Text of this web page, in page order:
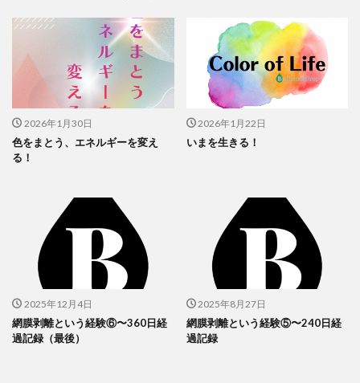
2026年1月30日
色をまとう、エネルギーを変え
る！
2026年1月22日
いまを生きる！
2025年12月4日
網膜剥離という経験⑥〜360日経
過記録（最後）
2025年8月27日
網膜剥離という経験⑤〜240日経
過記録